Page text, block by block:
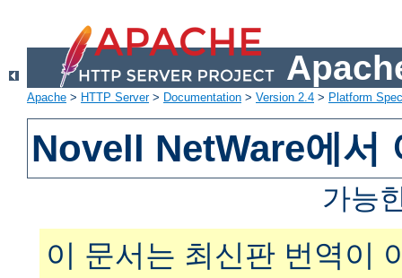
Apache > HTTP Server> Documentation > Version 2.4 > Platform
Novell NetWare에서
가능
이 문서는 최신판 번역이